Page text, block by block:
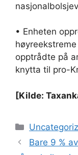
• Enheten
opptrådte på
knytta til pro-
[Kilde:
Kategorier
Bare 9 %